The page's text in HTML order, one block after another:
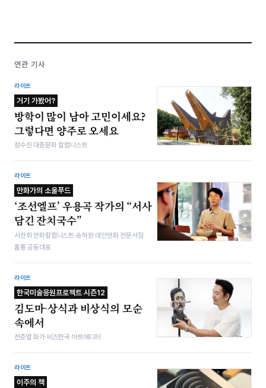
연관 기사
라이프
거기 가봤어?
방학이 많이 남아 고민이세요?
그렇다면 양주로 오세요
정수진 대중문화 칼럼니스트
라이프
만화가의 소울푸드
‘조선엘프’ 우용곡 작가의 “서사
담긴 잔치국수”
서찬휘 만화칼럼니스트·송하원 대안만화 전문서점
홈통 공동대표
라이프
한국미술응원프로젝트 시즌12
김도마-상식과 비상식의 모순
속에서
전준엽 화가·비즈한국 아트에디터
라이프
이주의 책